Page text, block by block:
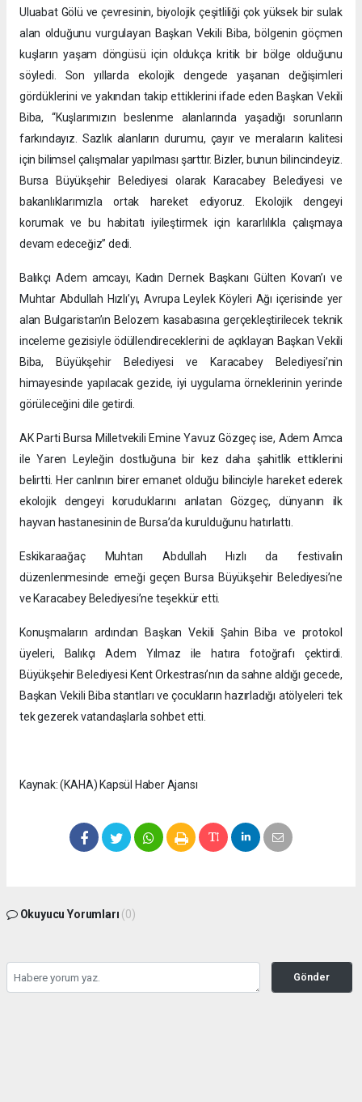
Uluabat Gölü ve çevresinin, biyolojik çeşitliliği çok yüksek bir sulak
alan olduğunu vurgulayan Başkan Vekili Biba, bölgenin göçmen
kuşların yaşam döngüsü için oldukça kritik bir bölge olduğunu
söyledi. Son yıllarda ekolojik dengede yaşanan değişimleri
gördüklerini ve yakından takip ettiklerini ifade eden Başkan Vekili
Biba, “Kuşlarımızın beslenme alanlarında yaşadığı sorunların
farkındayız. Sazlık alanların durumu, çayır ve meraların kalitesi
için bilimsel çalışmalar yapılması şarttır. Bizler, bunun bilincindeyiz.
Bursa Büyükşehir Belediyesi olarak Karacabey Belediyesi ve
bakanlıklarımızla ortak hareket ediyoruz. Ekolojik dengeyi
korumak ve bu habitatı iyileştirmek için kararlılıkla çalışmaya
devam edeceğiz” dedi.
Balıkçı Adem amcayı, Kadın Dernek Başkanı Gülten Kovan’ı ve
Muhtar Abdullah Hızlı’yı, Avrupa Leylek Köyleri Ağı içerisinde yer
alan Bulgaristan’ın Belozem kasabasına gerçekleştirilecek teknik
inceleme gezisiyle ödüllendireceklerini de açıklayan Başkan Vekili
Biba, Büyükşehir Belediyesi ve Karacabey Belediyesi’nin
himayesinde yapılacak gezide, iyi uygulama örneklerinin yerinde
görüleceğini dile getirdi.
AK Parti Bursa Milletvekili Emine Yavuz Gözgeç ise, Adem Amca
ile Yaren Leyleğin dostluğuna bir kez daha şahitlik ettiklerini
belirtti. Her canlının birer emanet olduğu bilinciyle hareket ederek
ekolojik dengeyi koruduklarını anlatan Gözgeç, dünyanın ilk
hayvan hastanesinin de Bursa’da kurulduğunu hatırlattı.
Eskikaraağaç Muhtarı Abdullah Hızlı da festivalin
düzenlenmesinde emeği geçen Bursa Büyükşehir Belediyesi’ne
ve Karacabey Belediyesi’ne teşekkür etti.
Konuşmaların ardından Başkan Vekili Şahin Biba ve protokol
üyeleri, Balıkçı Adem Yılmaz ile hatıra fotoğrafı çektirdi.
Büyükşehir Belediyesi Kent Orkestrası’nın da sahne aldığı gecede,
Başkan Vekili Biba stantları ve çocukların hazırladığı atölyeleri tek
tek gezerek vatandaşlarla sohbet etti.
Kaynak: (KAHA) Kapsül Haber Ajansı
Okuyucu Yorumları (0)
Gönder